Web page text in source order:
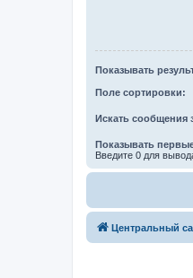
Показывать
Поле сортировки:
Искать сообщения
Показывать
Введите 0 для
Центральный